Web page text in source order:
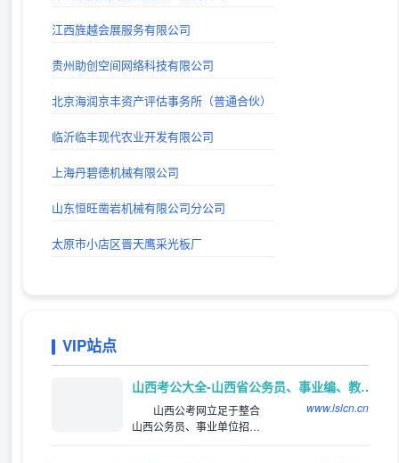
出站时间：
江西旌越会展服务有限公司
贵州助创空间网络科技有限公司
北京海润京丰资产评估事务所（普通合伙）
临沂临丰现代农业开发有限公司
上海丹碧德机械有限公司
山东恒旺凿岩机械有限公司分公司
太原市小店区晋天鹰采光板厂
VIP站点
山西考公大全-山西省公务员、事业编、教师、三支一扶、特岗考试公告信息_及时发布平台
山西公考网立足于整合
山西公务员、事业单位招聘
www.lslcn.cn